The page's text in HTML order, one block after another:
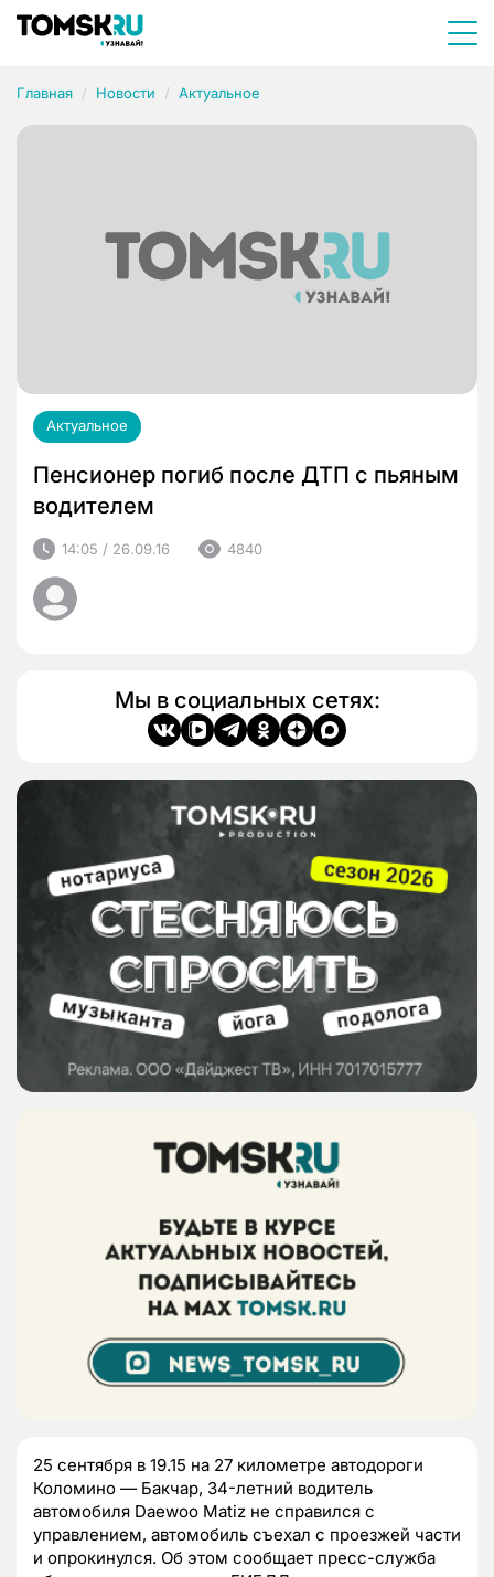
Главная Новости Актуальное
Актуальное
Пенсионер погиб после ДТП с пьяным
водителем
14:05 / 26.09.16 4840
Мы в социальных сетях:
25 сентября в 19.15 на 27 километре автодороги
Коломино — Бакчар, 34-летний водитель
автомобиля Daewoo Matiz не справился с
управлением, автомобиль съехал с проезжей части
и опрокинулся. Об этом сообщает пресс-служба